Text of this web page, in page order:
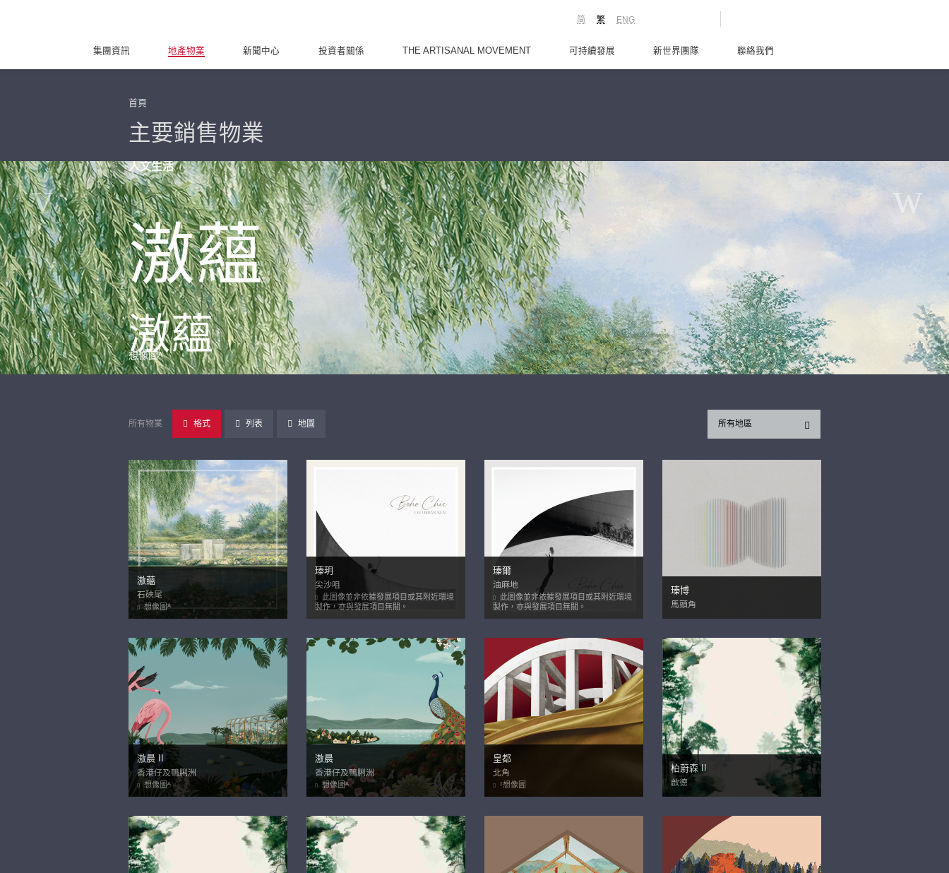
ENG
繁
简
集團資訊 地產物業 新聞中心 投資者關係 THE ARTISANAL MOVEMENT 可持續發展 新世界團隊 聯絡我們
首頁
主要銷售物業
人文生活
滶蘊
想像圖ᴬ
滶蘊
所有物業 格式 列表 地圖 所有地區
滶蘊
石硤尾
想像圖ᴬ
瑧玥
尖沙咀
此圖像並非依據發展項目或其附近環境
製作，亦與發展項目無關。
瑧爾
油麻地
此圖像並非依據發展項目或其附近環境
製作，亦與發展項目無關。
瑧博
馬頭角
滶晨 II
香港仔及鴨脷洲
想像圖ᴬ
滶晨
香港仔及鴨脷洲
想像圖ᴬ
皇都
北角
¹想像圖
柏蔚森 II
啟德